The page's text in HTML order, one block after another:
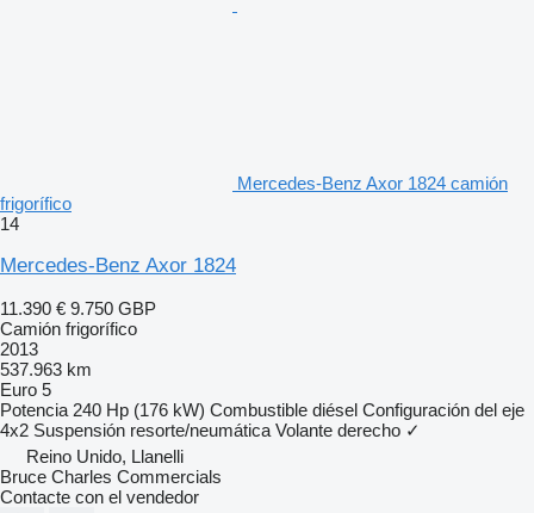
Mercedes-Benz Axor 1824 camión
frigorífico
14
Mercedes-Benz Axor 1824
11.390 € 9.750 GBP
Camión frigorífico
2013
537.963 km
Euro 5
Potencia 240 Hp (176 kW) Combustible diésel Configuración del eje
4x2 Suspensión resorte/neumática Volante derecho ✓
Reino Unido, Llanelli
Bruce Charles Commercials
Contacte con el vendedor